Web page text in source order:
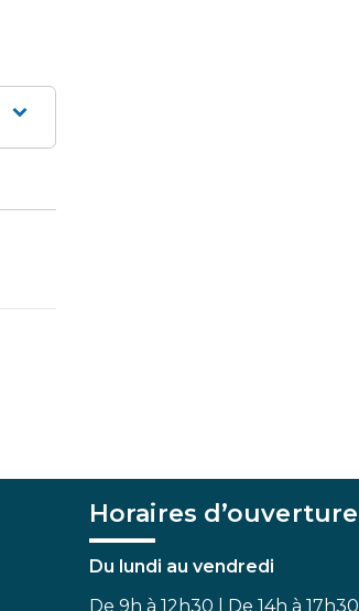
Horaires d’ouverture
Du lundi au vendredi
De 9h à 12h30 | De 14h à 17h30